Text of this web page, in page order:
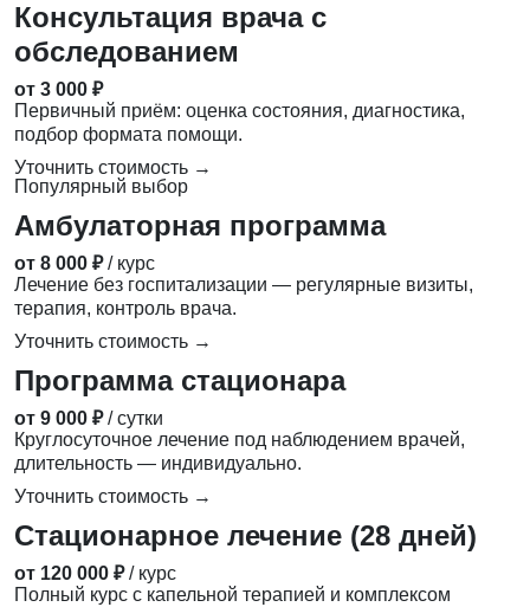
Консультация врача с
обследованием
от 3 000 ₽
Первичный приём: оценка состояния, диагностика,
подбор формата помощи.
Уточнить стоимость →
Популярный выбор
Амбулаторная программа
от 8 000 ₽ / курс
Лечение без госпитализации — регулярные визиты,
терапия, контроль врача.
Уточнить стоимость →
Программа стационара
от 9 000 ₽ / сутки
Круглосуточное лечение под наблюдением врачей,
длительность — индивидуально.
Уточнить стоимость →
Стационарное лечение (28 дней)
от 120 000 ₽ / курс
Полный курс с капельной терапией и комплексом